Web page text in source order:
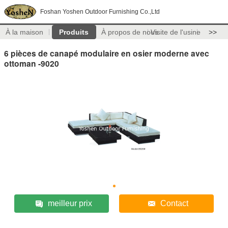
Foshan Yoshen Outdoor Furnishing Co.,Ltd
À la maison Produits À propos de nousVisite de l'usine >>
6 pièces de canapé modulaire en osier moderne avec
ottoman -9020
meilleur prix Contact